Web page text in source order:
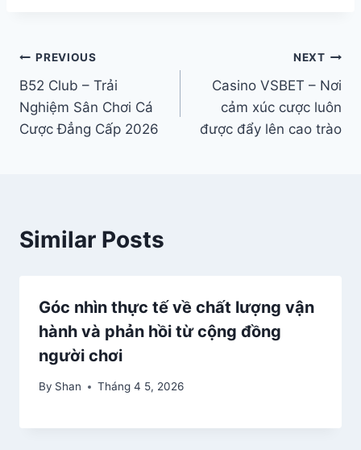
Điều
hướng
bài
PREVIOUS
B52 Club – Trải
Nghiệm Sân Chơi Cá
Cược Đẳng Cấp 2026
NEXT
Casino VSBET – Nơi
cảm xúc cược luôn
được đẩy lên cao trào
Similar Posts
Góc nhìn thực tế về chất lượng vận
hành và phản hồi từ cộng đồng
người chơi
By Shan Tháng 4 5, 2026